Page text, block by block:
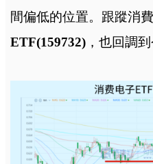
間偏低的位置。跟蹤消
ETF(159732)，也回調到